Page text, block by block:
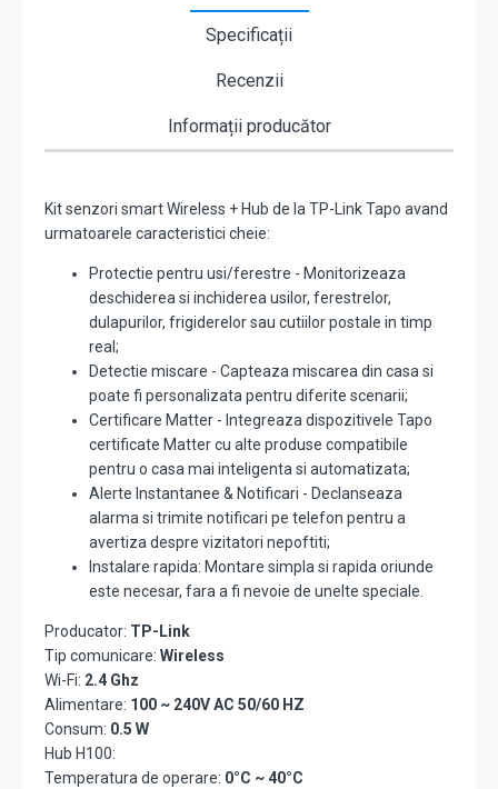
Specificații
Recenzii
Informații producător
Kit senzori smart Wireless + Hub de la TP-Link Tapo avand
urmatoarele caracteristici cheie:
Protectie pentru usi/ferestre - Monitorizeaza
deschiderea si inchiderea usilor, ferestrelor,
dulapurilor, frigiderelor sau cutiilor postale in timp
real;
Detectie miscare - Capteaza miscarea din casa si
poate fi personalizata pentru diferite scenarii;
Certificare Matter - Integreaza dispozitivele Tapo
certificate Matter cu alte produse compatibile
pentru o casa mai inteligenta si automatizata;
Alerte Instantanee & Notificari - Declanseaza
alarma si trimite notificari pe telefon pentru a
avertiza despre vizitatori nepoftiti;
Instalare rapida: Montare simpla si rapida oriunde
este necesar, fara a fi nevoie de unelte speciale.
Producator: TP-Link
Tip comunicare: Wireless
Wi-Fi: 2.4 Ghz
Alimentare: 100 ~ 240V AC 50/60 HZ
Consum: 0.5 W
Hub H100:
Temperatura de operare: 0°C ~ 40°C